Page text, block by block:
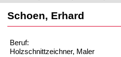
Schoen, Erhard
Beruf:
Holzschnittzeichner, Maler